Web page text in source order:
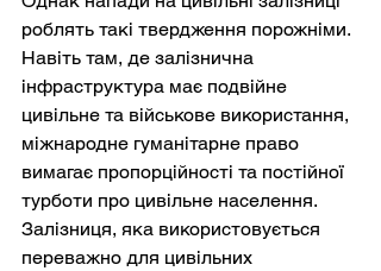
роблять такі твердження порожніми.
Навіть там, де залізнична
інфраструктура має подвійне
цивільне та військове використання,
міжнародне гуманітарне право
вимагає пропорційності та постійної
турботи про цивільне населення.
Залізниця, яка використовується
переважно для цивільних